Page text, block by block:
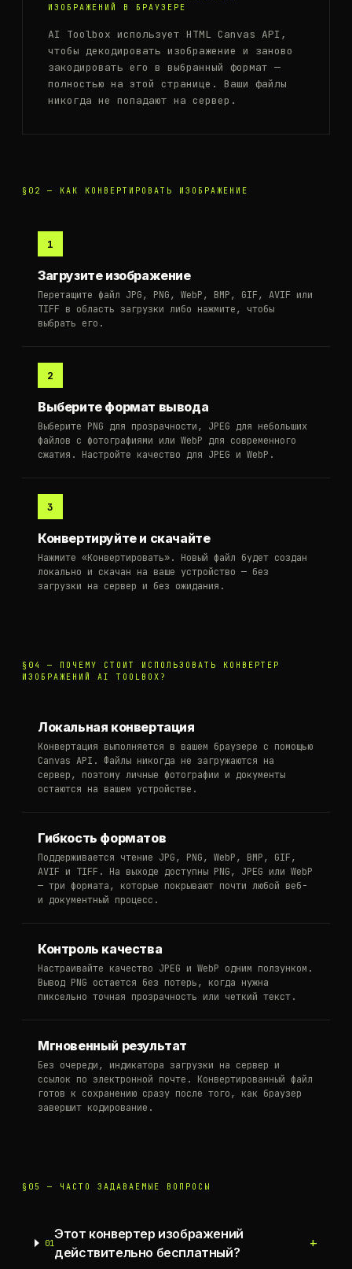
ИЗОБРАЖЕНИЙ В БРАУЗЕРЕ
AI Toolbox использует HTML Canvas API,
чтобы декодировать изображение и заново
закодировать его в выбранный формат —
полностью на этой странице. Ваши файлы
никогда не попадают на сервер.
§02 — КАК КОНВЕРТИРОВАТЬ ИЗОБРАЖЕНИЕ
1
Загрузите изображение
Перетащите файл JPG, PNG, WebP, BMP, GIF, AVIF или
TIFF в область загрузки либо нажмите, чтобы
выбрать его.
2
Выберите формат вывода
Выберите PNG для прозрачности, JPEG для небольших
файлов с фотографиями или WebP для современного
сжатия. Настройте качество для JPEG и WebP.
3
Конвертируйте и скачайте
Нажмите «Конвертировать». Новый файл будет создан
локально и скачан на ваше устройство — без
загрузки на сервер и без ожидания.
§04 — ПОЧЕМУ СТОИТ ИСПОЛЬЗОВАТЬ КОНВЕРТЕР
ИЗОБРАЖЕНИЙ AI TOOLBOX?
Локальная конвертация
Конвертация выполняется в вашем браузере с помощью
Canvas API. Файлы никогда не загружаются на
сервер, поэтому личные фотографии и документы
остаются на вашем устройстве.
Гибкость форматов
Поддерживается чтение JPG, PNG, WebP, BMP, GIF,
AVIF и TIFF. На выходе доступны PNG, JPEG или WebP
— три формата, которые покрывают почти любой веб-
и документный процесс.
Контроль качества
Настраивайте качество JPEG и WebP одним ползунком.
Вывод PNG остается без потерь, когда нужна
пиксельно точная прозрачность или четкий текст.
Мгновенный результат
Без очереди, индикатора загрузки на сервер и
ссылок по электронной почте. Конвертированный файл
готов к сохранению сразу после того, как браузер
завершит кодирование.
§05 — ЧАСТО ЗАДАВАЕМЫЕ ВОПРОСЫ
01
Этот конвертер изображений
действительно бесплатный?
+